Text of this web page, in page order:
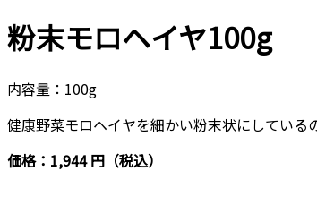
粉末モロヘイヤ100g
内容量：100g
健康野菜モロヘイヤを細かい粉末状にしている
価格：1,944 円（税込）